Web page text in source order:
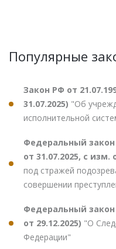
Популярные
Закон РФ от
31.07.2025) "Об
исполнительной
Федеральный закон
от 31.07.2025, с изм.
под стражей
совершении
Федеральный закон
от 29.12.2025) "О
Федерации"